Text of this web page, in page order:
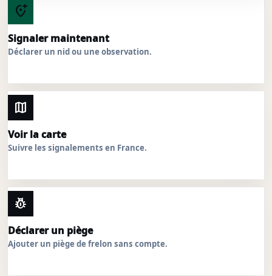
add_location_alt
Signaler maintenant
Déclarer un nid ou une observation.
map
Voir la carte
Suivre les signalements en France.
pest_control
Déclarer un piège
Ajouter un piège de frelon sans compte.